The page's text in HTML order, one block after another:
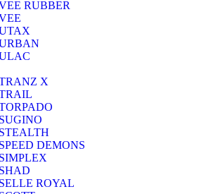
RUBBER
X
DEMONS
ROYAL